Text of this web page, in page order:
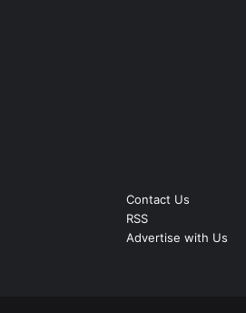
Contact Us
RSS
Advertise with Us